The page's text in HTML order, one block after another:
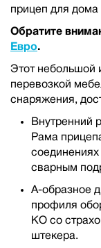
прицеп для дома
Обратите
Евро.
Этот небольшой
перевозкой
снаряжения,
Внутренний
Рама
сварным
А-образное
профиля
KO со
штекера.